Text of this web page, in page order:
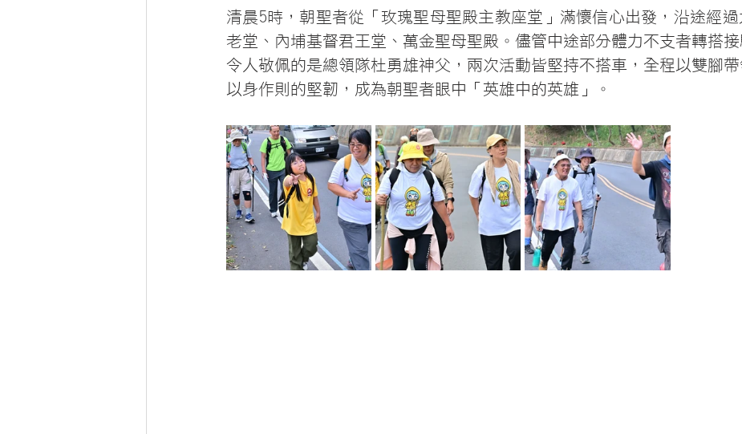
清晨5時，朝聖者從「玫瑰聖母聖殿主教座堂」滿懷信心出發，沿途經
老堂、內埔基督君王堂、萬金聖母聖殿。儘管中途部分體力不支者轉搭
令人敬佩的是總領隊杜勇雄神父，兩次活動皆堅持不搭車，全程以雙腳
以身作則的堅韌，成為朝聖者眼中「英雄中的英雄」。